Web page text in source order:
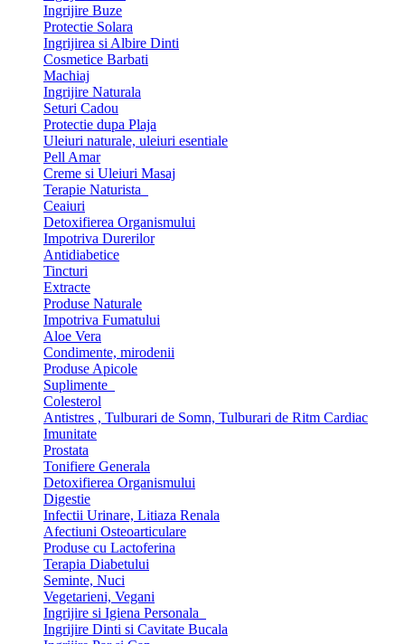
Ingrijire Buze
Protectie Solara
Ingrijirea si Albire Dinti
Cosmetice Barbati
Machiaj
Ingrijire Naturala
Seturi Cadou
Protectie dupa Plaja
Uleiuri naturale, uleiuri esentiale
Pell Amar
Creme si Uleiuri Masaj
Terapie Naturista
Ceaiuri
Detoxifierea Organismului
Impotriva Durerilor
Antidiabetice
Tincturi
Extracte
Produse Naturale
Impotriva Fumatului
Aloe Vera
Condimente, mirodenii
Produse Apicole
Suplimente
Colesterol
Antistres , Tulburari de Somn, Tulburari de Ritm Cardiac
Imunitate
Prostata
Tonifiere Generala
Detoxifierea Organismului
Digestie
Infectii Urinare, Litiaza Renala
Afectiuni Osteoarticulare
Produse cu Lactoferina
Terapia Diabetului
Seminte, Nuci
Vegetarieni, Vegani
Ingrijire si Igiena Personala
Ingrijire Dinti si Cavitate Bucala